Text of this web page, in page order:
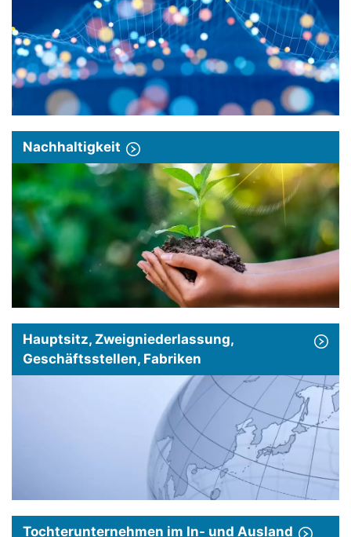
Nachhaltigkeit
Hauptsitz, Zweigniederlassung,
Geschäftsstellen, Fabriken
Tochterunternehmen im In- und Ausland